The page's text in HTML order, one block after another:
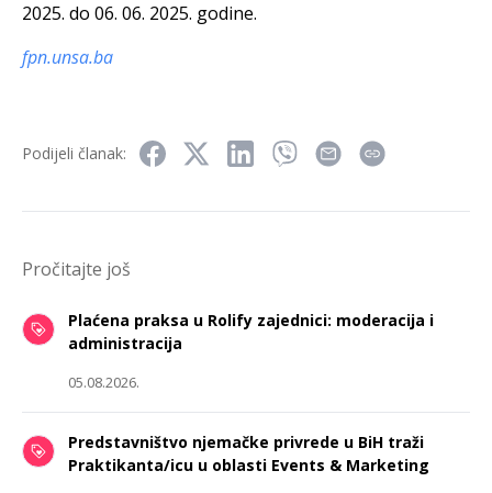
2025. do 06. 06. 2025. godine.
fpn.unsa.ba
Podijeli članak:
Pročitajte još
Plaćena praksa u Rolify zajednici: moderacija i
administracija
05.08.2026.
Predstavništvo njemačke privrede u BiH traži
Praktikanta/icu u oblasti Events & Marketing